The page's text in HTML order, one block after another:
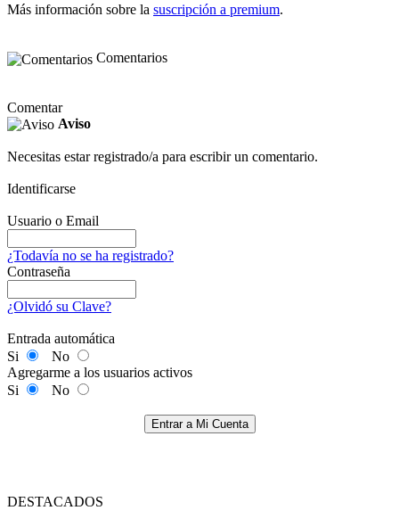
Más información sobre la suscripción a premium.
Comentarios
Comentar
Aviso
Necesitas estar registrado/a para escribir un comentario.
Identificarse
Usuario o Email
¿Todavía no se ha registrado?
Contraseña
¿Olvidó su Clave?
Entrada automática
Si
No
Agregarme a los usuarios activos
Si
No
Entrar a Mi Cuenta
DESTACADOS